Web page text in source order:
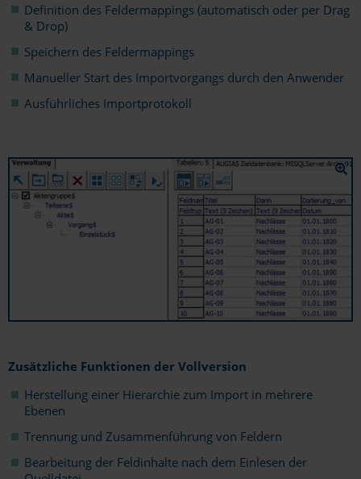
Definition des Feldermappings (automatisch oder per Drag
& Drop)
Speichern des Feldermappings
Manueller Start des Importvorgangs durch den Anwender
Ausführliches Importprotokoll
Zusätzliche Funktionen der Vollversion
Herstellung einer Hierarchie zum Import in mehrere
Ebenen
Trennung und Zusammenführung von Feldern
Bearbeitung der Feldinhalte nach dem Einlesen der